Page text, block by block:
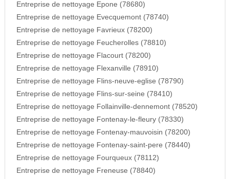
Entreprise de nettoyage Epone (78680)
Entreprise de nettoyage Evecquemont (78740)
Entreprise de nettoyage Favrieux (78200)
Entreprise de nettoyage Feucherolles (78810)
Entreprise de nettoyage Flacourt (78200)
Entreprise de nettoyage Flexanville (78910)
Entreprise de nettoyage Flins-neuve-eglise (78790)
Entreprise de nettoyage Flins-sur-seine (78410)
Entreprise de nettoyage Follainville-dennemont (78520)
Entreprise de nettoyage Fontenay-le-fleury (78330)
Entreprise de nettoyage Fontenay-mauvoisin (78200)
Entreprise de nettoyage Fontenay-saint-pere (78440)
Entreprise de nettoyage Fourqueux (78112)
Entreprise de nettoyage Freneuse (78840)